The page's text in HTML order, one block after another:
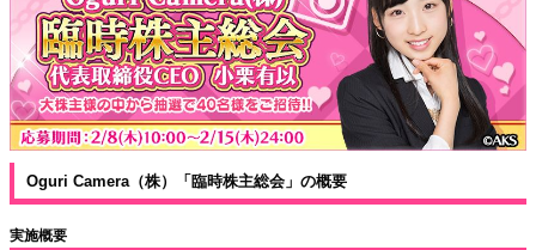
Oguri Camera（株）「臨時株主総会」の概要
実施概要